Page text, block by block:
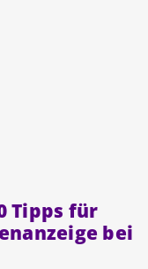
Tipps für
bei